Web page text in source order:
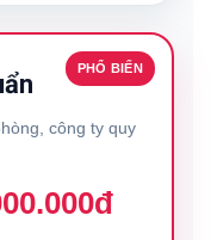
PHỔ BIẾN
công ty quy